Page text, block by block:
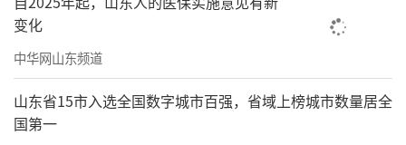
变化
中华网山东频道
山东省15市入选全国数字城市百强，省域上榜城市数量居全
国第一